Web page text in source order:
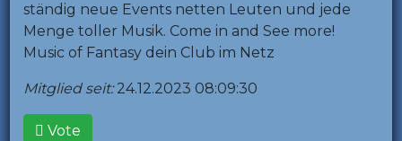
ständig neue Events netten Leuten und jede
Menge toller Musik. Come in and See more!
Music of Fantasy dein Club im Netz
Mitglied seit:24.12.2023 08:09:30
Vote